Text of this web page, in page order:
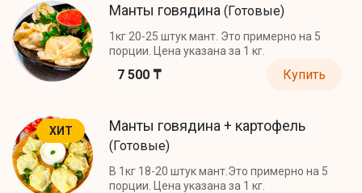
Манты говядина (Готовые)
1кг 20-25 штук мант. Это примерно на 5
порции. Цена указана за 1 кг.
7 500 ₸ Купить
ХИТ Манты говядина + картофель
(Готовые)
В 1кг 18-20 штук мант.Это примерно на 5
порции. Цена указана за 1 кг.